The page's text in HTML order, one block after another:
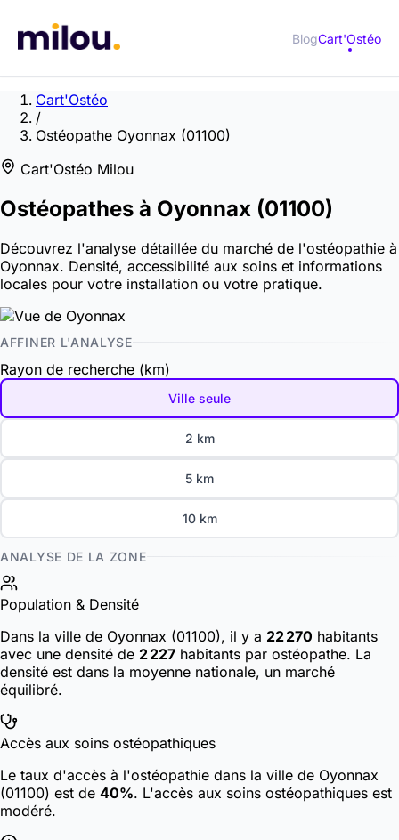
BlogCart'Ostéo
Cart'Ostéo
/
Ostéopathe Oyonnax (01100)
Cart'Ostéo Milou
Ostéopathes à Oyonnax (01100)
Découvrez l'analyse détaillée du marché de l'ostéopathie à
Oyonnax. Densité, accessibilité aux soins et informations
locales pour votre installation ou votre pratique.
AFFINER L'ANALYSE
Rayon de recherche (km)
Ville seule
2 km
5 km
10 km
ANALYSE DE LA ZONE
Population & Densité
Dans la ville de Oyonnax (01100), il y a 22 270 habitants
avec une densité de 2 227 habitants par ostéopathe. La
densité est dans la moyenne nationale, un marché
équilibré.
Accès aux soins ostéopathiques
Le taux d'accès à l'ostéopathie dans la ville de Oyonnax
(01100) est de 40%. L'accès aux soins ostéopathiques est
modéré.